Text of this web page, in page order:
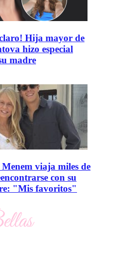
Hija mayor de
hizo especial
madre
viaja miles de
con su
"Mis favoritos"